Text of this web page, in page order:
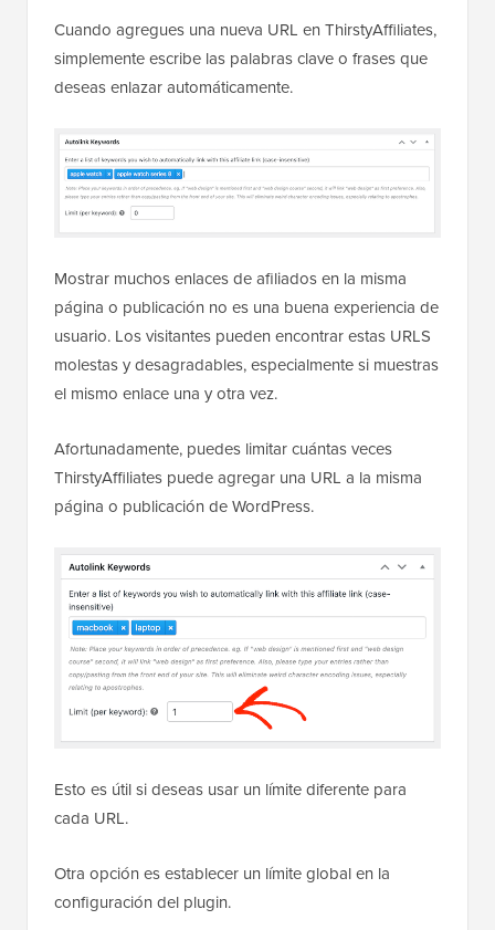
Cuando agregues una nueva URL en ThirstyAffiliates,
simplemente escribe las palabras clave o frases que
deseas enlazar automáticamente.
Mostrar muchos enlaces de afiliados en la misma
página o publicación no es una buena experiencia de
usuario. Los visitantes pueden encontrar estas URLS
molestas y desagradables, especialmente si muestras
el mismo enlace una y otra vez.
Afortunadamente, puedes limitar cuántas veces
ThirstyAffiliates puede agregar una URL a la misma
página o publicación de WordPress.
Esto es útil si deseas usar un límite diferente para
cada URL.
Otra opción es establecer un límite global en la
configuración del plugin.